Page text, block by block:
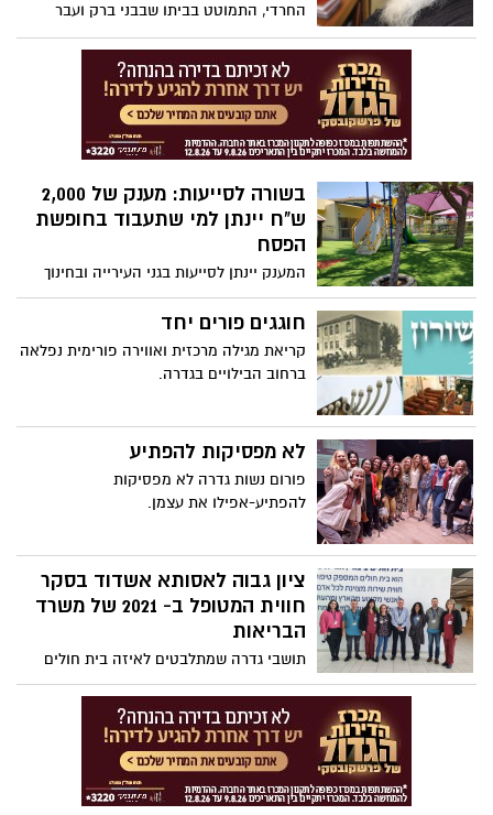
החרדי, התמוטט בביתו שבבני ברק ועבר
החייאה.
בשורה לסייעות: מענק של 2,000
ש"ח יינתן למי שתעבוד בחופשת
הפסח
המענק יינתן לסייעות בגני העירייה ובחינוך
המיוחד בהתאם לימי העבודה שיעבדו בימי
החופשה. מי שיעבדו מעבר לשעות הנדרשות,
יהיו זכאיות לסכום נוסף בגין כל שעת עבודה.
יו"ר ההסתדרות ארנון בר-דוד: "הסייעות
חוגגים פורים יחד
קריאת מגילה מרכזית ואווירה פורימית נפלאה
ברחוב הבילויים בגדרה.
לא מפסיקות להפתיע
פורום נשות גדרה לא מפסיקות
להפתיע-אפילו את עצמן.
ציון גבוה לאסותא אשדוד בסקר
חווית המטופל ב- 2021 של משרד
הבריאות
תושבי גדרה שמתלבטים לאיזה בית חולים
בסביבה לפנות, ישמחו לדעת שעל-פי סקר
של משרד הבריאות שמתפרסם היום (ד') – בו
השתתפו בו כ-8,000 מטופלים שביקרו
ברחבי הארץ - אסותא אשדוד זוכה לציון
גבוה ביותר